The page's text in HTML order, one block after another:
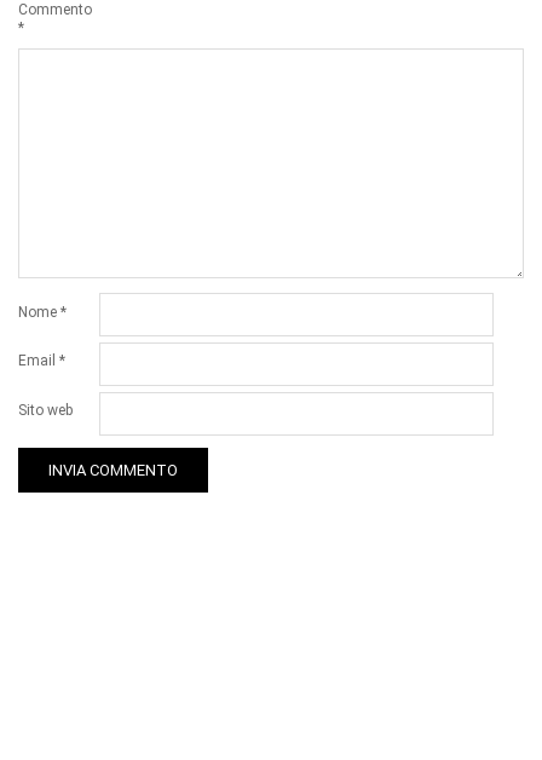
Commento
*
Nome *
Email *
Sito web